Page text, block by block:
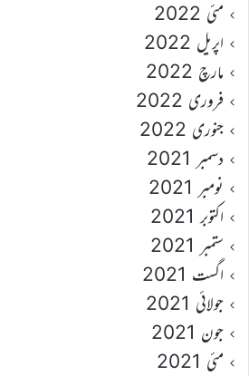
مئی 2022
اپریل 2022
مارچ 2022
فروری 2022
جنوری 2022
دسمبر 2021
نومبر 2021
اکتوبر 2021
ستمبر 2021
اگست 2021
جولائی 2021
جون 2021
مئی 2021